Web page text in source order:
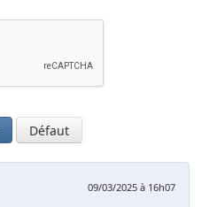
Défaut
09/03/2025 à 16h07